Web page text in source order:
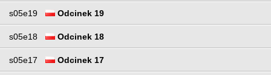
s05e19 Odcinek 19
s05e18 Odcinek 18
s05e17 Odcinek 17